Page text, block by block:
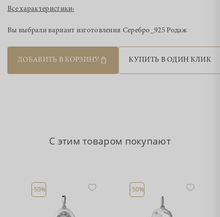
Все характеристики›
Вы выбрали вариант изготовления Серебро_925 Родаж
ДОБАВИТЬ В КОРЗИНУ КУПИТЬ В ОДИН КЛИК
С этим товаром покупают
-50% -50%